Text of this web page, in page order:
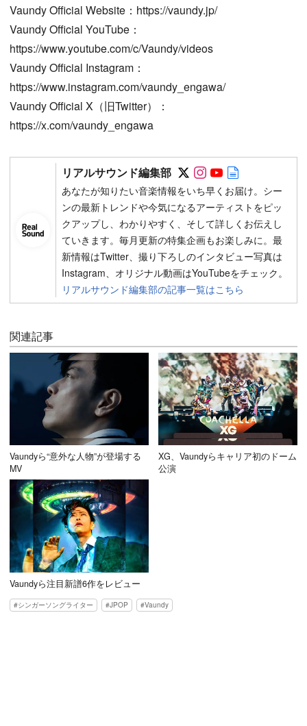
Vaundy Official Website：https://vaundy.jp/
Vaundy Official YouTube：
https://www.youtube.com/c/Vaundy/videos
Vaundy Official Instagram：
https://www.instagram.com/vaundy_engawa/
Vaundy Official X（旧Twitter）：
https://x.com/vaundy_engawa
リアルサウンド編集部 Follow on SNS
Follow on SNS
Follow on
あなたが知りたい音楽情報をいち早くお届け。シー
ンの最新トレンドや今気になるアーティストをピッ
クアップし、わかりやすく、そして詳しくお伝えし
ていきます。毎月更新の特集企画もお楽しみに。最
新情報はTwitter、撮り下ろしのインタビュー写真は
Instagram、オリジナル動画はYouTubeをチェック。
リアルサウンド編集部の記事一覧はこちら
関連記事
Vaundyら“意外な人物”が登場する
MV
XG、Vaundyらキャリア初のドーム
公演
Vaundyら注目新譜6作をレビュー
シンガーソングライター JPOP Vaundy